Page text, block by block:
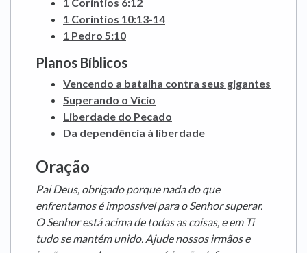
1 Coríntios 10:13-14
1 Pedro 5:10
Planos Bíblicos
Vencendo a batalha contra seus gigantes
Superando o Vício
Liberdade do Pecado
Da dependência à liberdade
Oração
Pai Deus, obrigado porque nada do que
enfrentamos é impossível para o Senhor superar.
O Senhor está acima de todas as coisas, e em Ti
tudo se mantém unido. Ajude nossos irmãos e